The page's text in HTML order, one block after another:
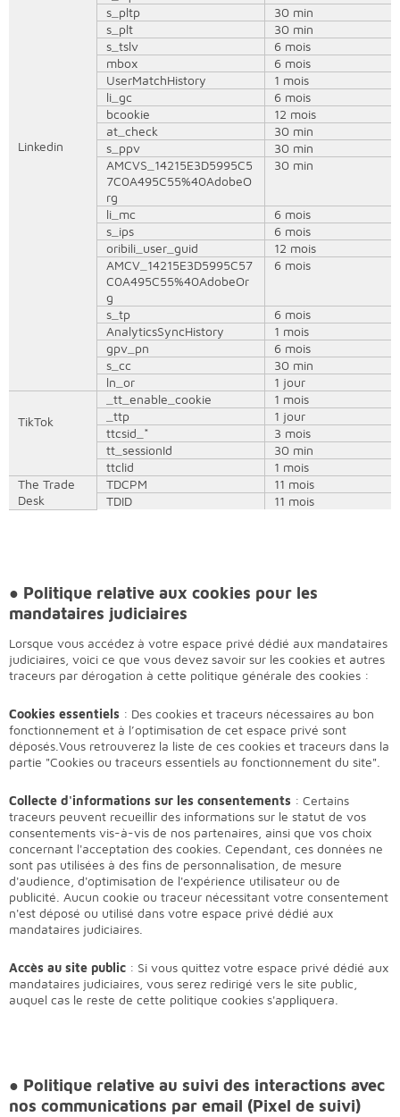
Linkedin
s_pltp
30 min
s_plt
30 min
s_tslv
6 mois
mbox
6 mois
UserMatchHistory
1 mois
li_gc
6 mois
bcookie
12 mois
at_check
30 min
s_ppv
30 min
AMCVS_14215E3D5995C5
7C0A495C55%40AdobeO
rg
30 min
li_mc
6 mois
s_ips
6 mois
oribili_user_guid
12 mois
AMCV_14215E3D5995C57
C0A495C55%40AdobeOr
g
6 mois
s_tp
6 mois
AnalyticsSyncHistory
1 mois
gpv_pn
6 mois
s_cc
30 min
ln_or
1 jour
TikTok
_tt_enable_cookie
1 mois
_ttp
1 jour
ttcsid_*
3 mois
tt_sessionId
30 min
ttclid
1 mois
The Trade
Desk
TDCPM
11 mois
TDID
11 mois
● Politique relative aux cookies pour les
mandataires judiciaires
Lorsque vous accédez à votre espace privé dédié aux mandataires
judiciaires, voici ce que vous devez savoir sur les cookies et autres
traceurs par dérogation à cette politique générale des cookies :
Cookies essentiels : Des cookies et traceurs nécessaires au bon
fonctionnement et à l’optimisation de cet espace privé sont
déposés.Vous retrouverez la liste de ces cookies et traceurs dans la
partie "Cookies ou traceurs essentiels au fonctionnement du site".
Collecte d'informations sur les consentements : Certains
traceurs peuvent recueillir des informations sur le statut de vos
consentements vis-à-vis de nos partenaires, ainsi que vos choix
concernant l'acceptation des cookies. Cependant, ces données ne
sont pas utilisées à des fins de personnalisation, de mesure
d'audience, d'optimisation de l'expérience utilisateur ou de
publicité. Aucun cookie ou traceur nécessitant votre consentement
n'est déposé ou utilisé dans votre espace privé dédié aux
mandataires judiciaires.
Accès au site public : Si vous quittez votre espace privé dédié aux
mandataires judiciaires, vous serez redirigé vers le site public,
auquel cas le reste de cette politique cookies s'appliquera.
● Politique relative au suivi des interactions avec
nos communications par email (Pixel de suivi)